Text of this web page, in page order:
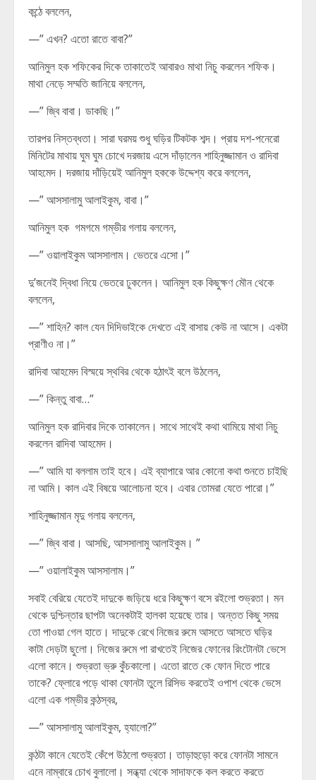
কন্ঠে বললেন,
—” এখন? এতো রাতে বাবা?”
আনিমুল হক শফিকের দিকে তাকাতেই আবারও মাথা নিচু করলেন শফিক।
মাথা নেড়ে সম্মতি জানিয়ে বললেন,
—” জ্বি বাবা। ডাকছি।”
তারপর নিস্তব্ধতা। সারা ঘরময় শুধু ঘড়ির টিকটক শব্দ। প্রায় দশ-পনেরো
মিনিটের মাথায় ঘুম ঘুম চোখে দরজায় এসে দাঁড়ালেন শাহিনুজ্জামান ও রাদিবা
আহমেদ। দরজায় দাঁড়িয়েই আনিমুল হককে উদ্দেশ্য করে বললেন,
—” আসসালামু আলাইকুম, বাবা।”
আনিমুল হক গমগমে গম্ভীর গলায় বললেন,
—” ওয়ালাইকুম আসসালাম। ভেতরে এসো।”
দু’জনেই দ্বিধা নিয়ে ভেতরে ঢুকলেন। আনিমুল হক কিছুক্ষণ মৌন থেকে
বললেন,
—” শাহিন? কাল যেন দিদিভাইকে দেখতে এই বাসায় কেউ না আসে। একটা
প্রাণীও না।”
রাদিবা আহমেদ বিস্ময়ে স্থবির থেকে হঠাৎই বলে উঠলেন,
—” কিন্তু বাবা…”
আনিমুল হক রাদিবার দিকে তাকালেন। সাথে সাথেই কথা থামিয়ে মাথা নিচু
করলেন রাদিবা আহমেদ।
—” আমি যা বললাম তাই হবে। এই ব্যাপারে আর কোনো কথা শুনতে চাইছি
না আমি। কাল এই বিষয়ে আলোচনা হবে। এবার তোমরা যেতে পারো।”
শাহিনুজ্জামান মৃদু গলায় বললেন,
—” জ্বি বাবা। আসছি, আসসালামু আলাইকুম। ”
—” ওয়ালাইকুম আসসালাম।”
সবাই বেরিয়ে যেতেই দাদুকে জড়িয়ে ধরে কিছুক্ষণ বসে রইলো শুভ্রতা। মন
থেকে দুশ্চিন্তার ছাপটা অনেকটাই হালকা হয়েছে তার। অন্তত কিছু সময়
তো পাওয়া গেল হাতে। দাদুকে রেখে নিজের রুমে আসতে আসতে ঘড়ির
কাটা দেড়টা ছুলো। নিজের রুমে পা রাখতেই নিজের ফোনের রিংটোনটা ভেসে
এলো কানে। শুভ্রতা ভ্রু কুঁচকালো। এতো রাতে কে ফোন দিতে পারে
তাকে? ফ্লোরে পড়ে থাকা ফোনটা তুলে রিসিভ করতেই ওপাশ থেকে ভেসে
এলো এক গম্ভীর কন্ঠস্বর,
—” আসসালামু আলাইকুম, হ্যালো?”
কন্ঠটা কানে যেতেই কেঁপে উঠলো শুভ্রতা। তাড়াহুড়ো করে ফোনটা সামনে
এনে নাম্বারে চোখ বুলালো। সন্ধ্যা থেকে সাদাফকে কল করতে করতে